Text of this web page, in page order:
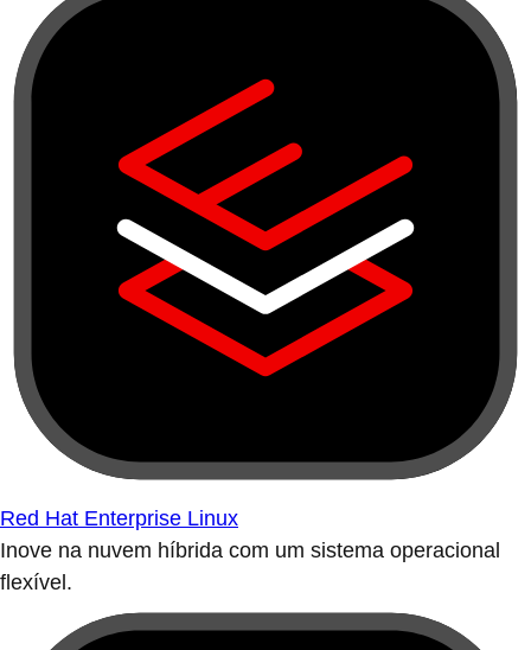
Red Hat Enterprise Linux
Inove na nuvem híbrida com um sistema operacional
flexível.